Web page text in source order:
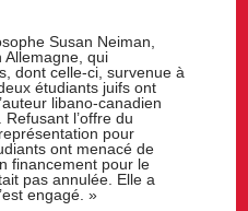
Susan Neiman,
Allemagne, qui
dont celle-ci, survenue à
étudiants juifs ont
libano-canadien
l’offre du
pour
ont menacé de
financement pour le
pas annulée. Elle a
engagé. »